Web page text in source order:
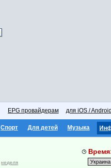
EPG провайдерам для iOS /
Спорт Для детей Музыка
неделя